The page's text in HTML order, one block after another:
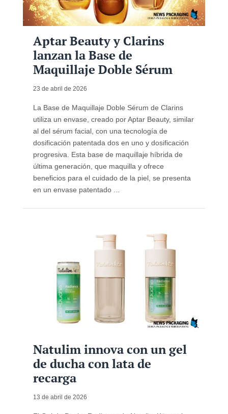
Aptar Beauty y Clarins
lanzan la Base de
Maquillaje Doble Sérum
23 de abril de 2026
La Base de Maquillaje Doble Sérum de Clarins
utiliza un envase, creado por Aptar Beauty, similar
al del sérum facial, con una tecnología de
dosificación patentada dos en uno y dosificación
progresiva. Esta base de maquillaje híbrida de
última generación, que maquilla y ofrece
beneficios para el cuidado de la piel, se presenta
en un envase patentado ...
Natulim innova con un gel
de ducha con lata de
recarga
13 de abril de 2026